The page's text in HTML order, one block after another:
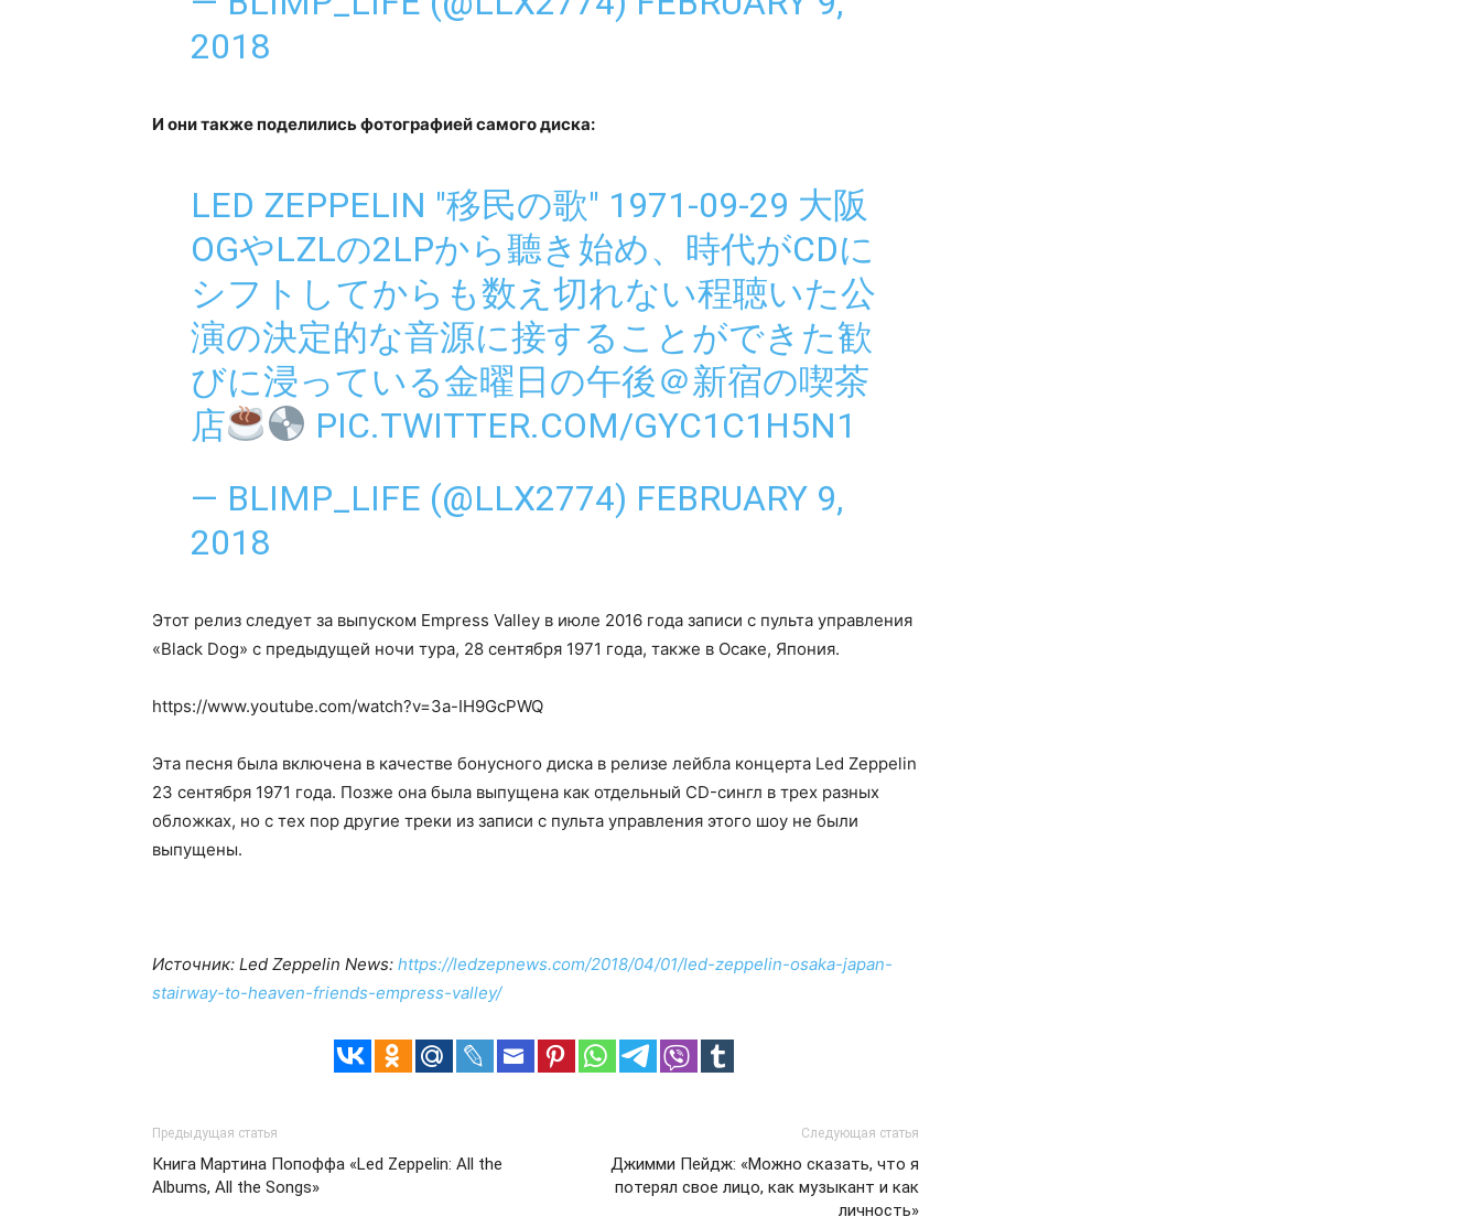
2018
И они также поделились фотографией самого диска:
LED ZEPPELIN "移民の歌" 1971-09-29 大阪
OGやLZLの2LPから聽き始め、時代がCDに
シフトしてからも数え切れない程聴いた公
演の決定的な音源に接することができた歓
びに浸っている金曜日の午後＠新宿の喫茶
店
PIC.TWITTER.COM/GYC1C1H5N1
— BLIMP_LIFE (@LLX2774) FEBRUARY 9,
2018
Этот релиз следует за выпуском Empress Valley в июле 2016 года записи с пульта управления
«Black Dog» с предыдущей ночи тура, 28 сентября 1971 года, также в Осаке, Япония.
https://www.youtube.com/watch?v=3a-IH9GcPWQ
Эта песня была включена в качестве бонусного диска в релизе лейбла концерта Led Zeppelin
23 сентября 1971 года. Позже она была выпущена как отдельный CD-сингл в трех разных
обложках, но с тех пор другие треки из записи с пульта управления этого шоу не были
выпущены.
Источник: Led Zeppelin News: https://ledzepnews.com/2018/04/01/led-zeppelin-osaka-japan-
stairway-to-heaven-friends-empress-valley/
Предыдущая статья
Книга Мартина Попоффа «Led Zeppelin: All the
Albums, All the Songs»
Следующая статья
Джимми Пейдж: «Можно сказать, что я
потерял свое лицо, как музыкант и как
личность»